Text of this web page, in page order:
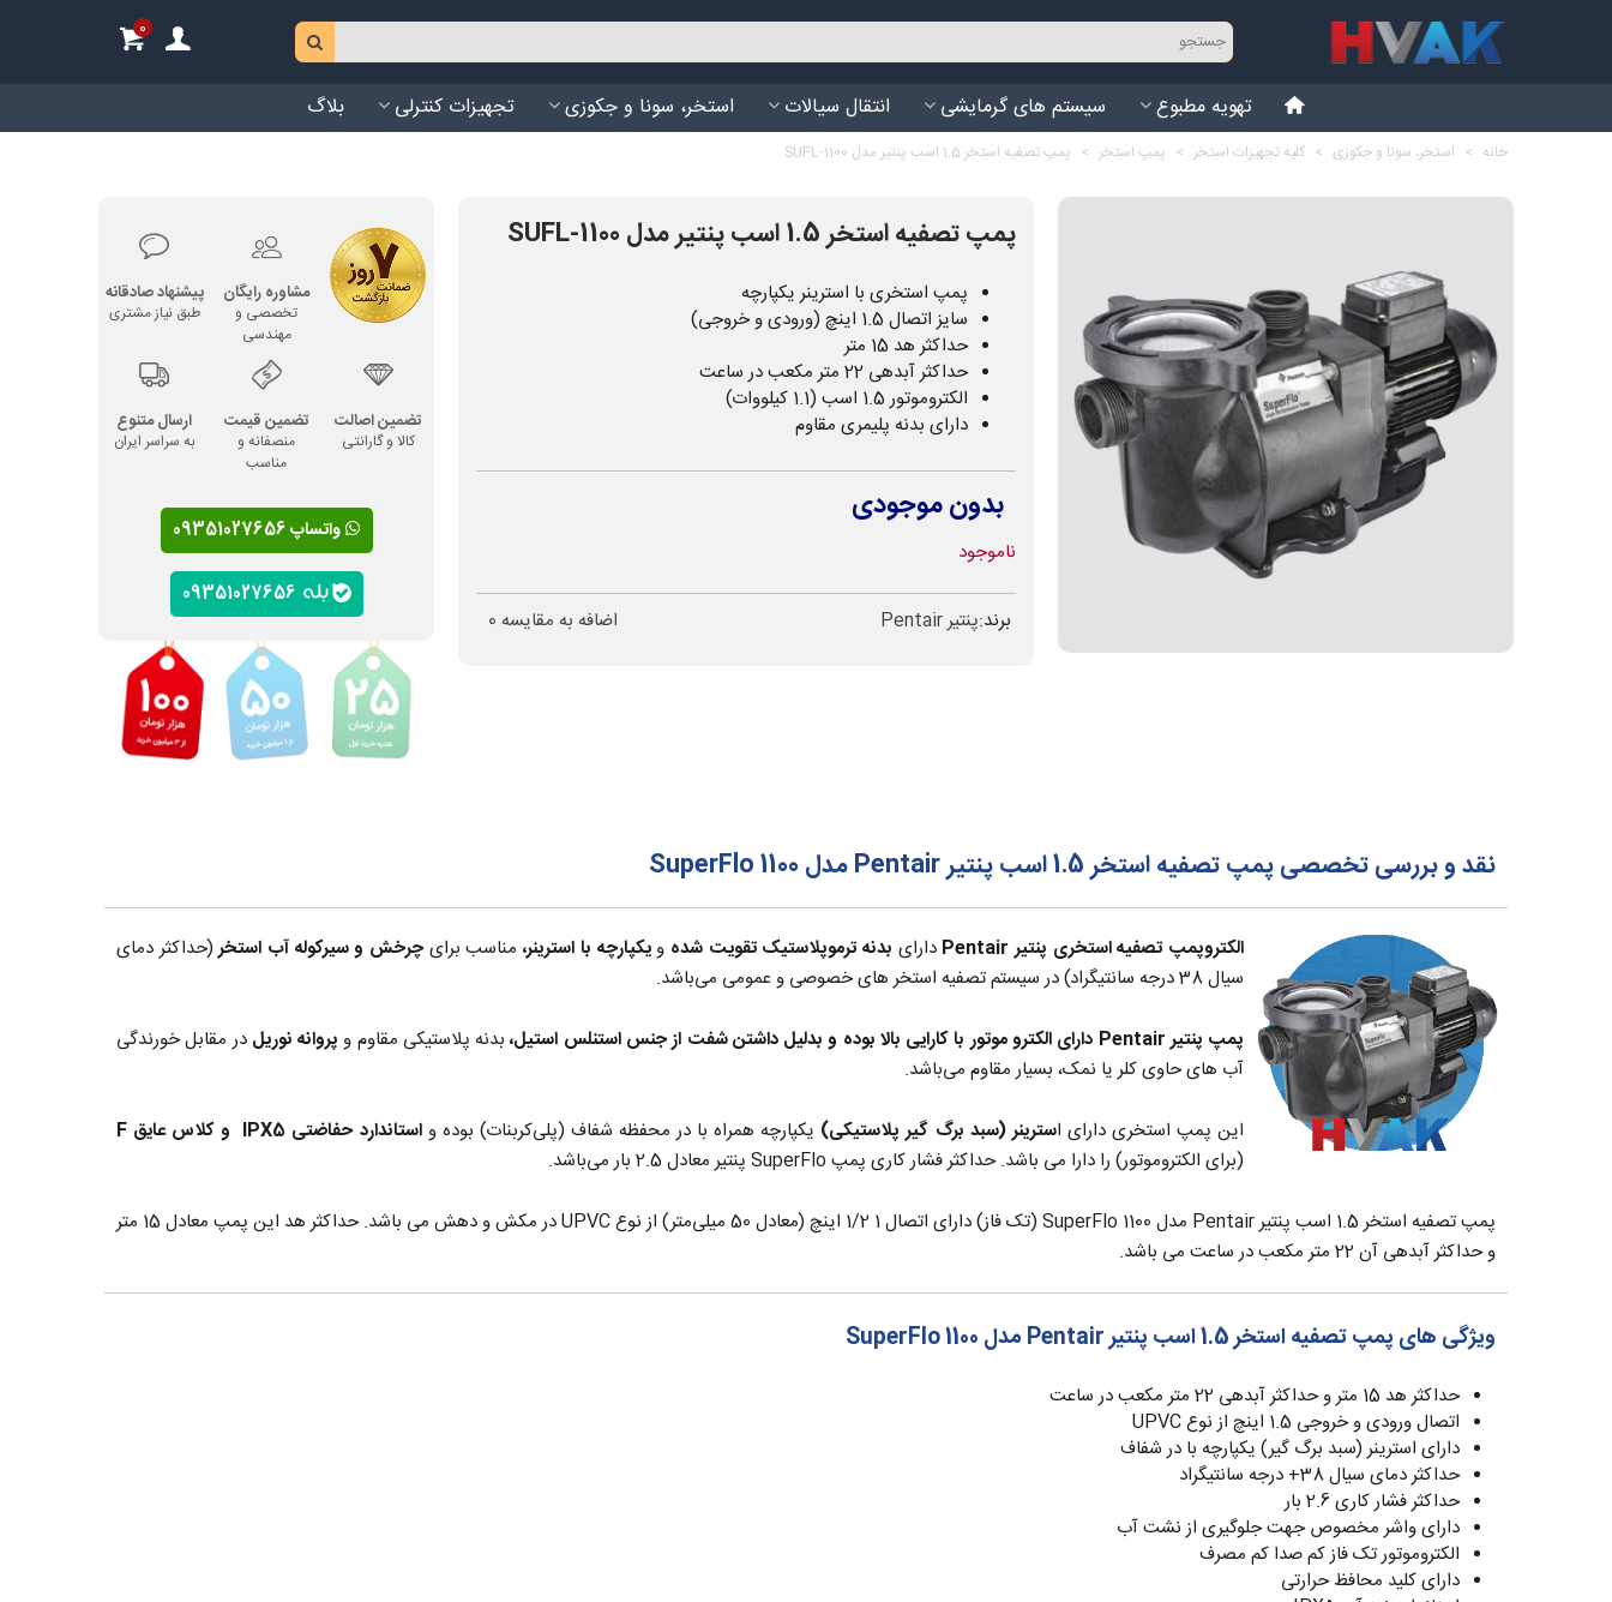
0
تهویه مطبوع سیستم های گرمایشی انتقال سیالات استخر، سونا و جکوزی تجهیزات کنترلی بلاگ
خانه > استخر، سونا و جکوزی > کلیه تجهیزات استخر > پمپ استخر > پمپ تصفیه استخر 1.5 اسب پنتیر مدل SUFL-1100
پمپ تصفیه استخر 1.5 اسب پنتیر مدل SUFL-1100
پمپ استخری با استرینر یکپارچه
سایز اتصال 1.5 اینچ (ورودی و خروجی)
حداکثر هد 15 متر
حداکثر آبدهی 22 متر مکعب در ساعت
الکتروموتور 1.5 اسب (1.1 کیلووات)
دارای بدنه پلیمری مقاوم
بدون موجودی
ناموجود
برند:پنتیر Pentair اضافه به مقایسه 0
مشاوره رایگان
تخصصی و
مهندسی
پیشنهاد صادقانه
طبق نیاز مشتری
تضمین اصالت
کالا و گارانتی
تضمین قیمت
منصفانه و
مناسب
ارسال متنوع
به سراسر ایران
واتساپ 09351027656
نقد و بررسی تخصصی پمپ تصفیه استخر 1.5 اسب پنتیر Pentair مدل SuperFlo 1100
الکتروپمپ تصفیه استخری پنتیر Pentair دارای بدنه ترموپلاستیک تقویت شده ویکپارچه با استرینر،مناسب برای چرخش و سیرکوله آب استخر(حداکثر دمای
سیال 38 درجه سانتیگراد) در سیستم تصفیه استخر های خصوصی و عمومی می‌باشد.
پمپ پنتیر Pentair دارای الکترو موتور با کارایی بالا بوده و بدلیل داشتن شفت از جنس استنلس استیل، بدنه پلاستیکی مقاوم و پروانه نوریل در مقابل خورندگی
آب های حاوی کلر یا نمک، بسیار مقاوم می‌باشد.
این پمپ استخری دارای استرینر (سبد برگ گیر پلاستیکی) یکپارچه همراه با در محفظه شفاف (پلی‌کربنات) بوده واستاندارد حفاضتی IPX5 و کلاس عایق F
(برای الکتروموتور) را دارا می باشد. حداکثر فشار کاری پمپ SuperFlo پنتیر معادل 2.5 بار می‌باشد.
پمپ تصفیه استخر 1.5 اسب پنتیر Pentair مدل SuperFlo 1100 (تک فاز) دارای اتصال 1 1/2 اینچ (معادل 50 میلی‌متر) از نوع UPVC در مکش و دهش می باشد. حداکثر هد این پمپ معادل 15 متر
و حداکثر آبدهی آن 22 متر مکعب در ساعت می باشد.
ویژگی های پمپ تصفیه استخر 1.5 اسب پنتیر Pentair مدل SuperFlo 1100
حداکثر هد 15 متر و حداکثر آبدهی 22 متر مکعب در ساعت
اتصال ورودی و خروجی 1.5 اینچ از نوع UPVC
دارای استرینر (سبد برگ گیر) یکپارچه با در شفاف
حداکثر دمای سیال 38+ درجه سانتیگراد
حداکثر فشار کاری 2.6 بار
دارای واشر مخصوص جهت جلوگیری از نشت آب
الکتروموتور تک فاز کم صدا کم مصرف
دارای کلید محافظ حرارتی